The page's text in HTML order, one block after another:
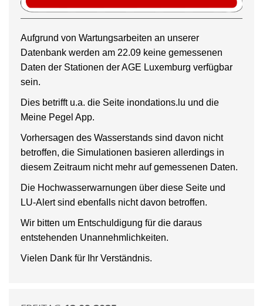
Aufgrund von Wartungsarbeiten an unserer
Datenbank werden am 22.09 keine gemessenen
Daten der Stationen der AGE Luxemburg verfügbar
sein.
Dies betrifft u.a. die Seite inondations.lu und die
Meine Pegel App.
Vorhersagen des Wasserstands sind davon nicht
betroffen, die Simulationen basieren allerdings in
diesem Zeitraum nicht mehr auf gemessenen Daten.
Die Hochwasserwarnungen über diese Seite und
LU-Alert sind ebenfalls nicht davon betroffen.
Wir bitten um Entschuldigung für die daraus
entstehenden Unannehmlichkeiten.
Vielen Dank für Ihr Verständnis.